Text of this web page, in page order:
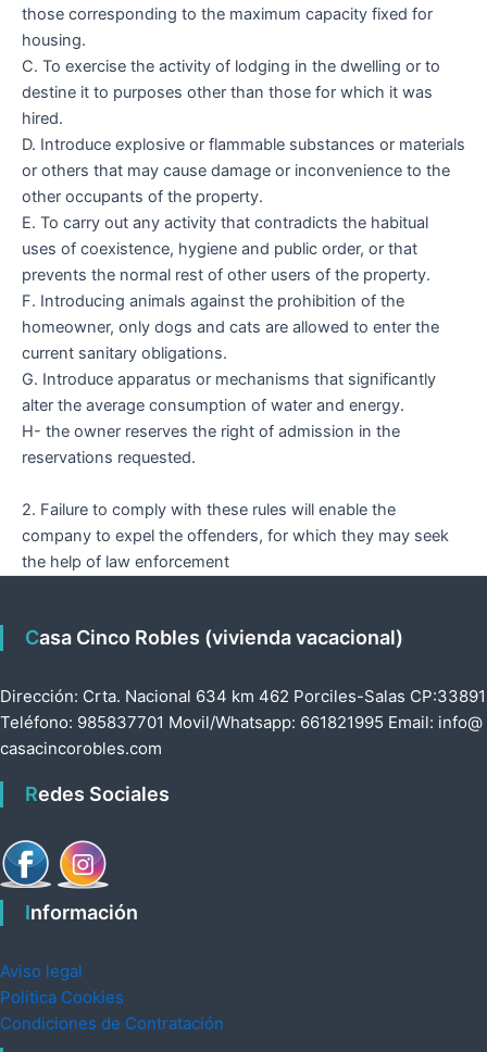
those corresponding to the maximum capacity fixed for
housing.
C. To exercise the activity of lodging in the dwelling or to
destine it to purposes other than those for which it was
hired.
D. Introduce explosive or flammable substances or materials
or others that may cause damage or inconvenience to the
other occupants of the property.
E. To carry out any activity that contradicts the habitual
uses of coexistence, hygiene and public order, or that
prevents the normal rest of other users of the property.
F. Introducing animals against the prohibition of the
homeowner, only dogs and cats are allowed to enter the
current sanitary obligations.
G. Introduce apparatus or mechanisms that significantly
alter the average consumption of water and energy.
H- the owner reserves the right of admission in the
reservations requested.
2. Failure to comply with these rules will enable the
company to expel the offenders, for which they may seek
the help of law enforcement
Casa Cinco Robles (vivienda vacacional)
Dirección: Crta. Nacional 634 km 462 Porciles-Salas CP:33891
Teléfono: 985837701 Movil/Whatsapp: 661821995 Email: info@
casacincorobles.com
Redes Sociales
Información
Aviso legal
Politica Cookies
Condiciones de Contratación